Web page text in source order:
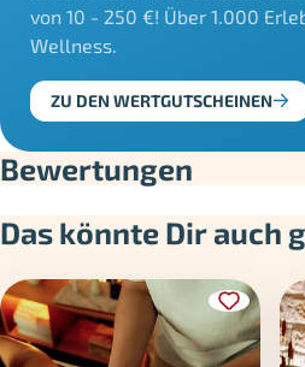
von 10 - 250 €! Über 1.000
Wellness.
ZU DEN WERTGUTSCHEINEN
Bewertungen
Das könnte Dir auch